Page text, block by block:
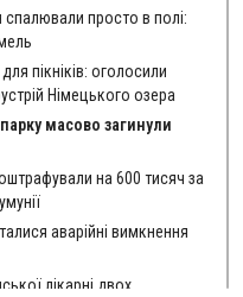
просто в полі:
пікніків: оголосили
Німецького озера
масово загинули
на 600 тисяч за
аварійні вимкнення
лікарні двох